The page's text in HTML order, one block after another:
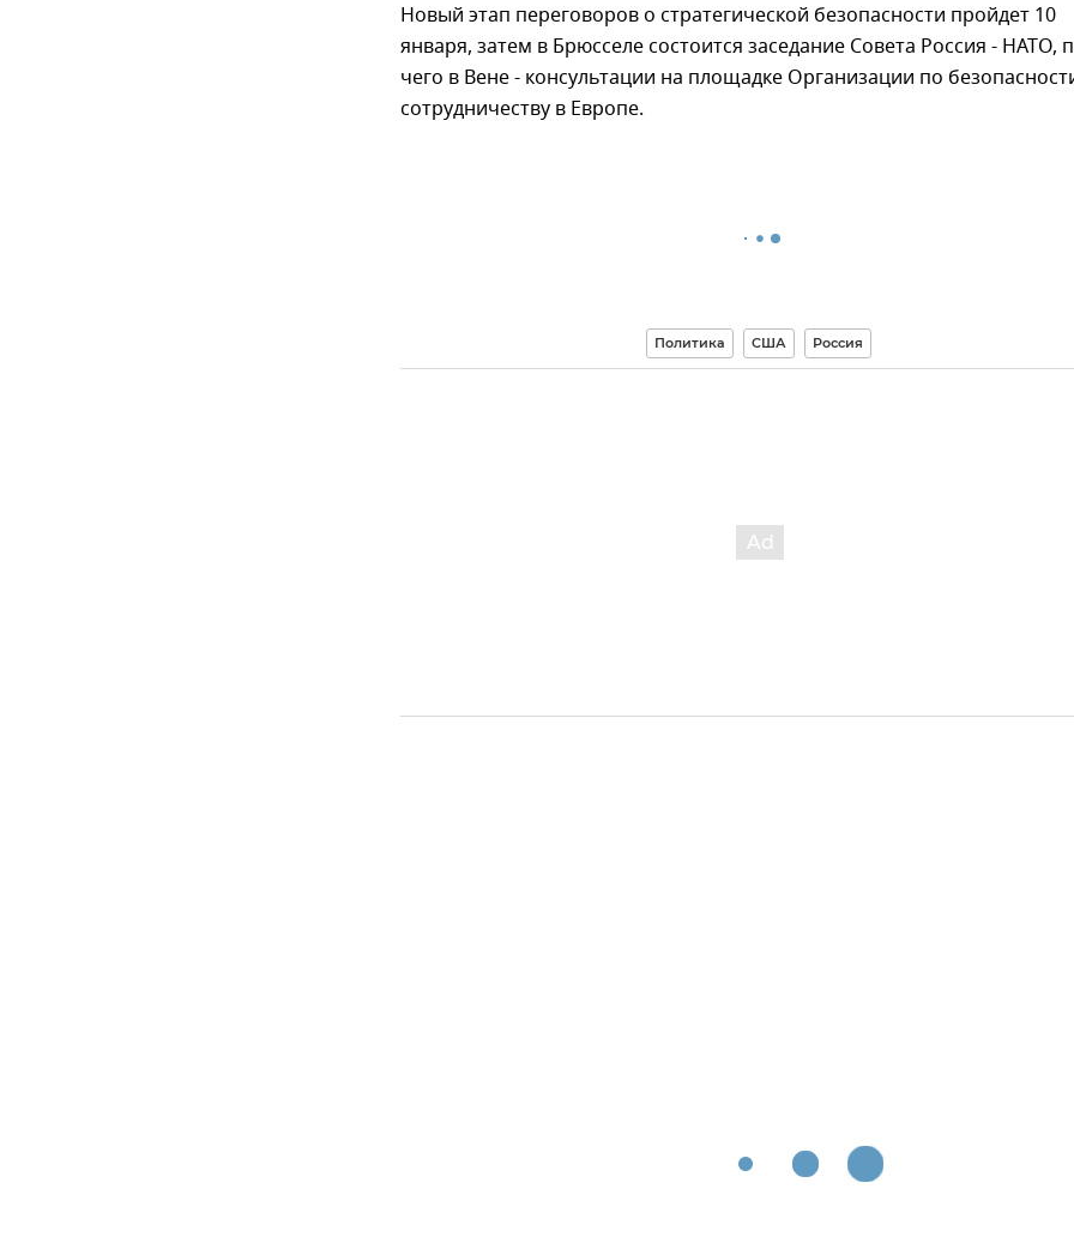
Новый этап переговоров о стратегической безопасности пройдет 10
января, затем в Брюсселе состоится заседание Совета Россия - НАТО,
чего в Вене - консультации на площадке Организации по
сотрудничеству в Европе.
Политика США Россия